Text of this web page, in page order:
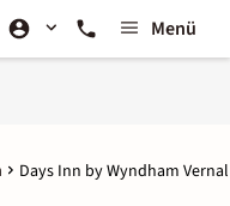
Menü
Days Inn by Wyndham Vernal